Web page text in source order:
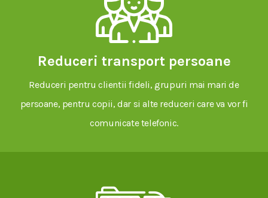
Reduceri transport persoane
Reduceri pentru clientii fideli, grupuri mai mari de
persoane, pentru copii, dar si alte reduceri care va vor fi
comunicate telefonic.